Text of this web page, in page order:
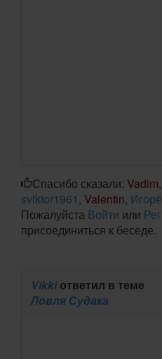
Спасибо сказали: Vadim,
sviktor1961 , Valentin,
Пожалуйста Войти или
присоединиться к беседе.
Vikkiответил в теме
Ловля Судака